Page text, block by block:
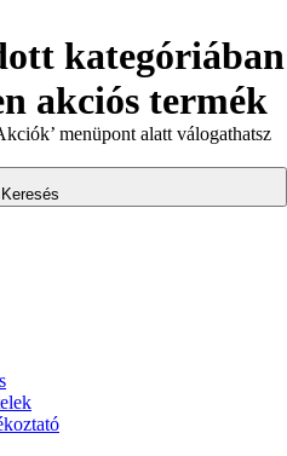
kategóriában
akciós termék
menüpont alatt válogathatsz
Keresés